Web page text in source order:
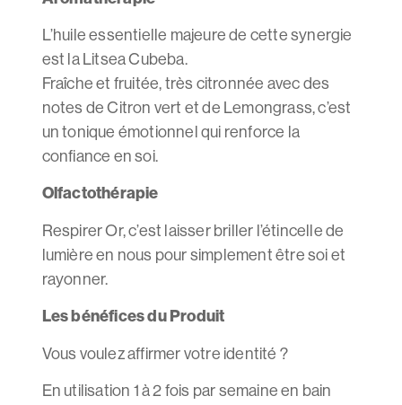
L’huile essentielle majeure de cette synergie
est la Litsea Cubeba.
Fraîche et fruitée, très citronnée avec des
notes de Citron vert et de Lemongrass, c’est
un tonique émotionnel qui renforce la
confiance en soi.
Olfactothérapie
Respirer Or, c’est laisser briller l’étincelle de
lumière en nous pour simplement être soi et
rayonner.
Les bénéfices du Produit
Vous voulez affirmer votre identité ?
En utilisation 1 à 2 fois par semaine en bain